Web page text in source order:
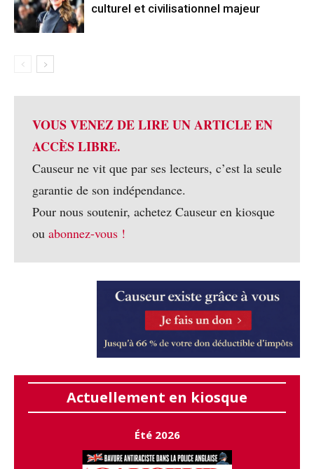
culturel et civilisationnel majeur
VOUS VENEZ DE LIRE UN ARTICLE EN
ACCÈS LIBRE.
Causeur ne vit que par ses lecteurs, c’est la seule
garantie de son indépendance.
Pour nous soutenir, achetez Causeur en kiosque
ou abonnez-vous !
Actuellement en kiosque
Été 2026